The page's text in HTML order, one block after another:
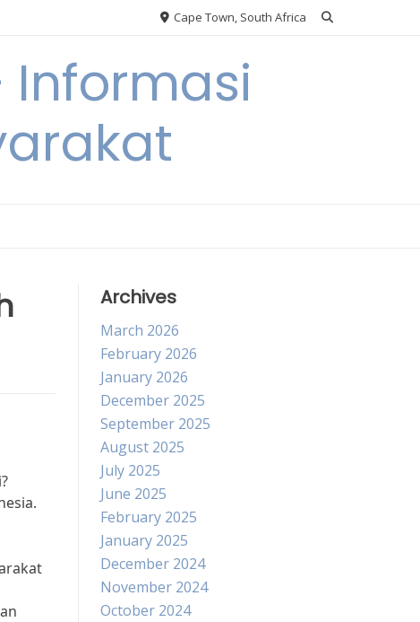
Cape Town, South Africa
Informasi
Archives
March 2026
February 2026
January 2026
December 2025
September 2025
August 2025
July 2025
June 2025
February 2025
January 2025
December 2024
November 2024
October 2024